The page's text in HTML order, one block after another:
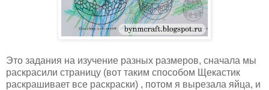
Это задания на изучение разных размеров, сначала мы
раскрасили страницу (вот таким способом Щекастик
раскрашивает все раскраски) , потом я вырезала яйца, и